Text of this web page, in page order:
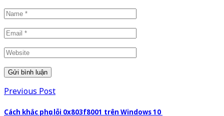
Previous Post
Cách khắc phục lỗi 0x803f8001 trên Windows 10